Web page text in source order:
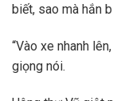
biết, sao mà hắn
“Vào xe nhanh
giọng nói.